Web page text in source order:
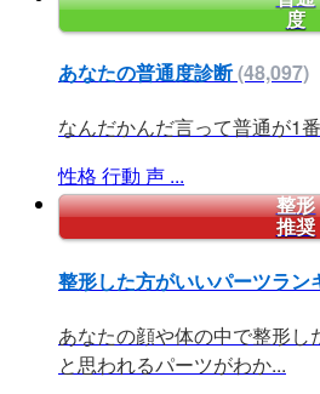
度
あなたの普通度診断(48,097)
なんだかんだ言って普通が1番
性格 行動 声 ...
整形
推奨
整形した方がいいパーツラン
あなたの顔や体の中で整形
と思われるパーツがわか...